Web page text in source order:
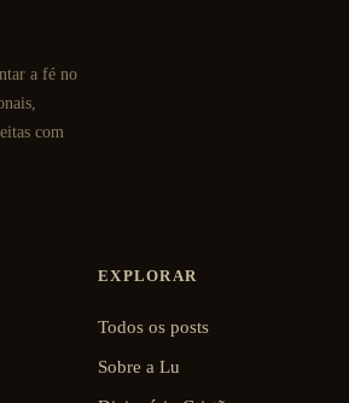
a fé no
com
EXPLORAR
Todos os posts
Sobre a Lu